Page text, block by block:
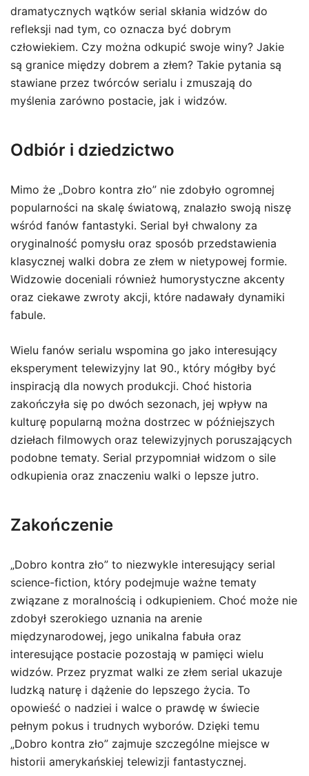
dramatycznych wątków serial skłania widzów do
refleksji nad tym, co oznacza być dobrym
człowiekiem. Czy można odkupić swoje winy? Jakie
są granice między dobrem a złem? Takie pytania są
stawiane przez twórców serialu i zmuszają do
myślenia zarówno postacie, jak i widzów.
Odbiór i dziedzictwo
Mimo że „Dobro kontra zło” nie zdobyło ogromnej
popularności na skalę światową, znalazło swoją niszę
wśród fanów fantastyki. Serial był chwalony za
oryginalność pomysłu oraz sposób przedstawienia
klasycznej walki dobra ze złem w nietypowej formie.
Widzowie doceniali również humorystyczne akcenty
oraz ciekawe zwroty akcji, które nadawały dynamiki
fabule.
Wielu fanów serialu wspomina go jako interesujący
eksperyment telewizyjny lat 90., który mógłby być
inspiracją dla nowych produkcji. Choć historia
zakończyła się po dwóch sezonach, jej wpływ na
kulturę popularną można dostrzec w późniejszych
dziełach filmowych oraz telewizyjnych poruszających
podobne tematy. Serial przypomniał widzom o sile
odkupienia oraz znaczeniu walki o lepsze jutro.
Zakończenie
„Dobro kontra zło” to niezwykle interesujący serial
science-fiction, który podejmuje ważne tematy
związane z moralnością i odkupieniem. Choć może nie
zdobył szerokiego uznania na arenie
międzynarodowej, jego unikalna fabuła oraz
interesujące postacie pozostają w pamięci wielu
widzów. Przez pryzmat walki ze złem serial ukazuje
ludzką naturę i dążenie do lepszego życia. To
opowieść o nadziei i walce o prawdę w świecie
pełnym pokus i trudnych wyborów. Dzięki temu
„Dobro kontra zło” zajmuje szczególne miejsce w
historii amerykańskiej telewizji fantastycznej.